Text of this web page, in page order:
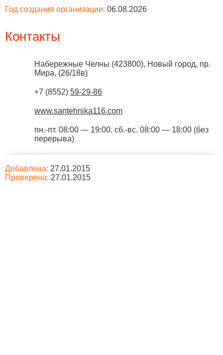
Год создания организации: 06.08.2026
Контакты
Набережные Челны (423800), Новый город, пр.
Мира, (26/18в)
+7 (8552) 59-29-86
www.santehnika116.com
пн.-пт. 08:00 — 19:00, сб.-вс. 08:00 — 18:00 (без
перерыва)
Добавлена: 27.01.2015
Проверена: 27.01.2015